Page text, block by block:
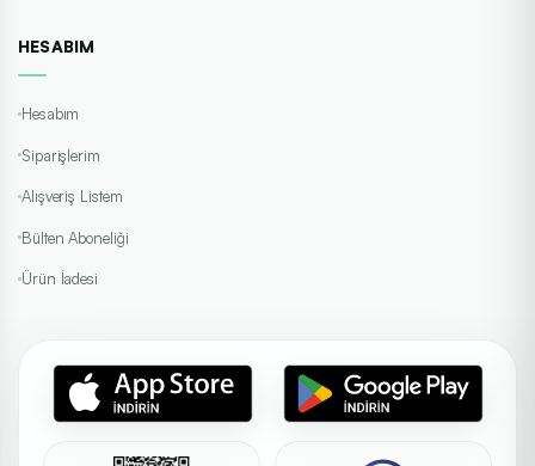
HESABIM
Hesabım
Siparişlerim
Alışveriş Listem
Bülten Aboneliği
Ürün İadesi